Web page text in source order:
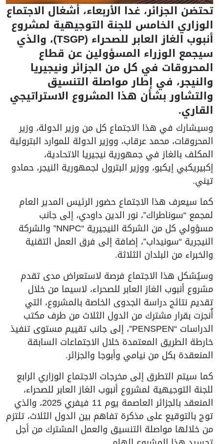
تحتضن الجزائر، غدا الأربعاء، أشغال الاجتماع
الوزاري الخامس للجنة التوجيهية لمشروع
أنبوب الغاز العابر للصحراء (TSGP)، والذي
سيجمع الوزراء المسؤولين عن قطاع
المحروقات في كل من الجزائر ونيجيريا
والنيجر، في إطار مواصلة التنسيق
والتشاور بشأن هذا المشروع الاستراتيجي
القاري.
وسيشارك في هذا الاجتماع كل من وزير الدولة، وزير
المحروقات، محمد عرقاب، ووزير الدولة للموارد البترولية
المكلف بالغاز في جمهورية نيجيريا الاتحادية،
إكبيريكبي إيكبو، ووزير البترول لجمهورية النيجر، حمادو
تيني.
كما سيعرف هذا الاجتماع حضور الرئيس المدير العام
لمجمع “سوناطراك”، نور الدين داودي، إلى جانب
مسؤولي كل من الشركة النيجيرية “NNPC” والشركة
النيجرية “سونيداب”، إضافة إلى فرق العمل التقنية
والخبراء من البلدان الثلاثة.
وسيُشكل هذا الاجتماع فرصة لاستعراض مدى تقدم
مشروع أنبوب الغاز العابر للصحراء، لاسيما من خلال
تقديم نتائج دراسة الجدوى الخاصة بالمشروع، التي
أُنجزت بقرار مشترك من الدول الثلاث من طرف مكتب
الدراسات “PENSPEN”، إلى جانب تقييم مستوى تنفيذ
خارطة الطريق المعتمدة خلال الاجتماعات السابقة
المنعقدة بكل من نيامي وأبوجا والجزائر.
كما سيتم التطرق إلى مخرجات الاجتماع الوزاري الرابع
للجنة التوجيهية لمشروع أنبوب الغاز العابر للصحراء،
المنعقد بالجزائر العاصمة يوم 11 فيفري 2025، والذي
توج بالتوقيع على مذكرة تفاهم بين الدول الثلاث، تلتزم
من خلالها مواصلة التنسيق والعمل المشترك من أجل